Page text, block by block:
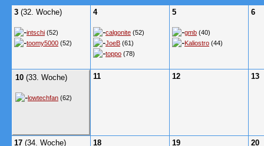
3 (32. Woche)
intschi (52)
toomy5000 (52)
4
calgonite (52)
JoeB (61)
toppo (78)
5
gmb (40)
Kaliostro (44)
6
10 (33. Woche)
lowtechfan (62)
11 12 13
17 (34. Woche) 18 19 20